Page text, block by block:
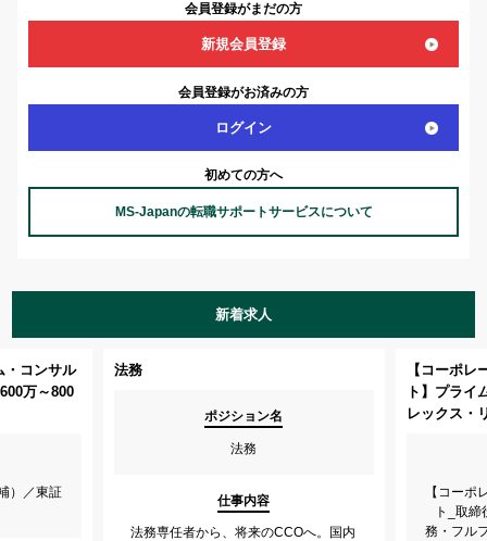
会員登録がまだの方
新規会員登録
会員登録がお済みの方
ログイン
初めての方へ
MS-Japanの転職サポートサービスについて
新着求人
・コンサル
万～800
）／東証
法務
ポジション名
法務
仕事内容
法務専任者から、将来のCCOへ。国内
【コーポレ
ト】プライ
レックス・
【コーポ
ト_取
務・フル